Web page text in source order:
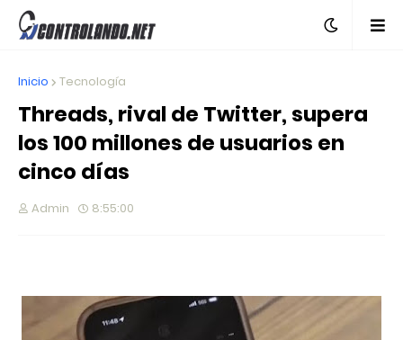
Inicio Tecnología
Threads, rival de Twitter, supera
los 100 millones de usuarios en
cinco días
Admin 8:55:00